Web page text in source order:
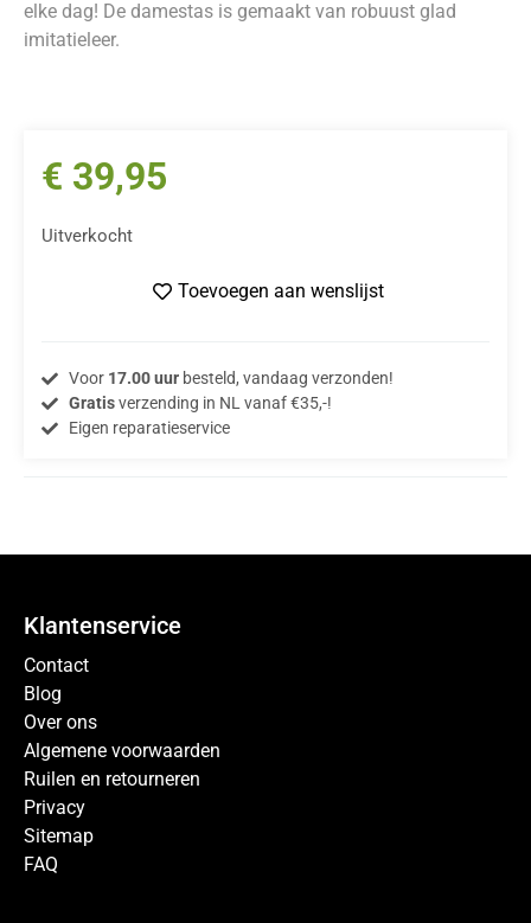
elke dag! De damestas is gemaakt van robuust glad
imitatieleer.
€ 39,95
Uitverkocht
Toevoegen aan wenslijst
Voor 17.00 uurbesteld, vandaag verzonden!
Gratisverzending in NL vanaf €35,-!
Eigen reparatieservice
Klantenservice
Contact
Blog
Over ons
Algemene voorwaarden
Ruilen en retourneren
Privacy
Sitemap
FAQ